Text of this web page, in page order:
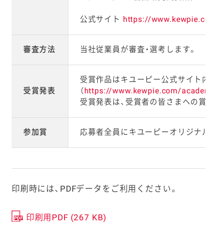
公式サイト https://
審査方法 当社従業員が審査・選考します。
受賞発表
受賞作品はキユーピー公式サイト内
（ https://www.kewpie.com/
受賞発表は、受賞者の皆さまへの賞
参加賞 応募者全員にキユーピーオリジナル
印刷時には、PDFデータをご利用ください。
印刷用PDF (267 KB)